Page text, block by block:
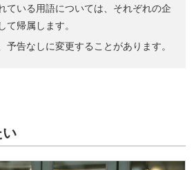
ている用語については、それぞれの企
て帰属します。
予告なしに変更することがあります。
い